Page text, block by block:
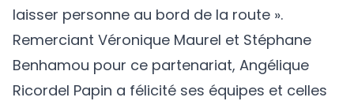
laisser personne au bord de la route ».
Remerciant Véronique Maurel et Stéphane
Benhamou pour ce partenariat, Angélique
Ricordel Papin a félicité ses équipes et celles